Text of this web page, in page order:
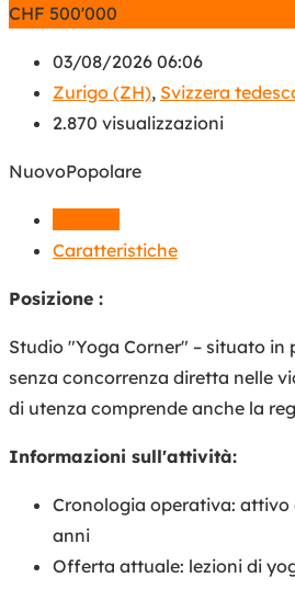
CHF 500'000
03/08/2026 06:06
Zurigo (ZH), Svizzera
2.870 visualizzazioni
NuovoPopolare
Caratteristiche
Posizione :
Studio "Yoga Corner" – situato in
senza concorrenza diretta nelle
di utenza comprende anche la
Informazioni sull'attività:
Cronologia operativa: attivo
anni
Offerta attuale: lezioni di